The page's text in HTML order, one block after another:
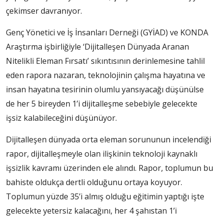
çekimser davranıyor.
Genç Yönetici ve İş İnsanları Derneği (GYİAD) ve KONDA
Araştırma işbirliğiyle ‘Dijitalleşen Dünya­da Aranan
Nitelikli Eleman Fır­satı’ sıkıntısının derinlemesine tahlil
eden rapora nazaran, tekno­lojinin çalışma hayatına ve
in­san hayatına tesirinin olumlu yansıyacağı düşünülse
de her 5 bireyden 1’i dijitalleşme sebebiy­le gelecekte
işsiz kalabileceğini düşünüyor.
Dijitalleşen dünyada orta ele­man sorununun incelendiği
rapor, dijitalleşmeyle olan iliş­kinin teknoloji kaynaklı
işsizlik kavramı üzerinden ele alındı. Ra­por, toplumun bu
bahiste olduk­ça dertli olduğunu ortaya koyu­yor.
Toplumun yüzde 35’i almış olduğu eğitimin yaptığı işte
ge­lecekte yetersiz kalacağını, her 4 şahıstan 1’i